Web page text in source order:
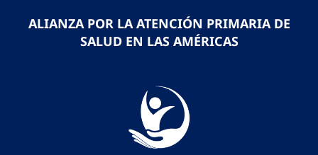
ALIANZA POR LA ATENCIÓN PRIMARIA DE
SALUD EN LAS AMÉRICAS